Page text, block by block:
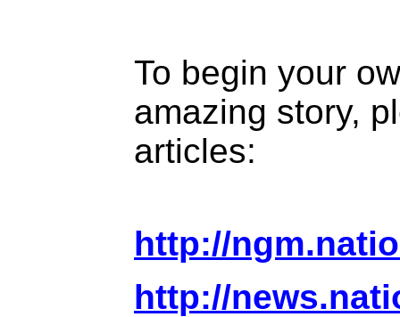
To begin your
amazing story,
articles:
http://
http://